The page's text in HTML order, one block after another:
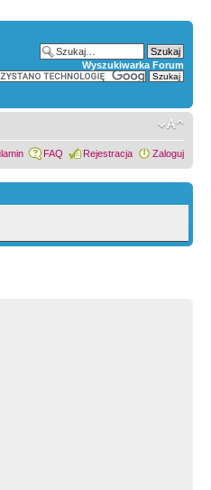
Wyszukiwarka Forum
FAQ Rejestracja Zaloguj